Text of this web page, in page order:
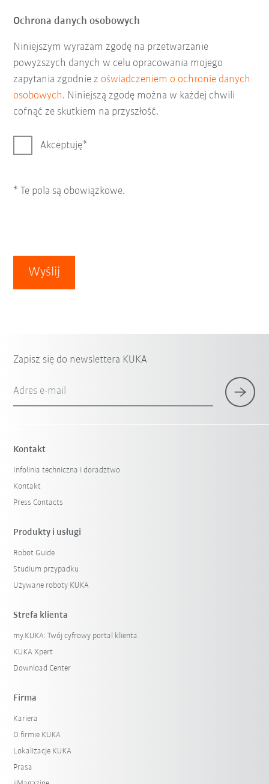
Ochrona danych osobowych
Niniejszym wyrażam zgodę na przetwarzanie
powyższych danych w celu opracowania mojego
zapytania zgodnie z oświadczeniem o ochronie danych
osobowych. Niniejszą zgodę można w każdej chwili
cofnąć ze skutkiem na przyszłość.
Akceptuję
* Te pola są obowiązkowe.
Wyślij
Zapisz się do newslettera KUKA
Adres e-mail
Kontakt
Infolinia techniczna i doradztwo
Kontakt
Press Contacts
Produkty i usługi
Robot Guide
Studium przypadku
Używane roboty KUKA
Strefa klienta
my.KUKA: Twój cyfrowy portal klienta
KUKA Xpert
Download Center
Firma
Kariera
O firmie KUKA
Lokalizacje KUKA
Prasa